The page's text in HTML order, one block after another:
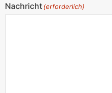
Nachricht(erforderlich)